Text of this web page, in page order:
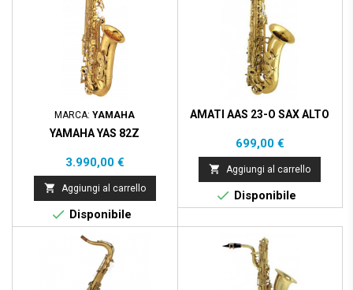
MARCA:YAMAHA
YAMAHA YAS 82Z
Prezzo
3.990,00 €
 Aggiungi al carrello
 Disponibile
AMATI AAS 23-O SAX ALTO
Prezzo
699,00 €
 Aggiungi al carrello
 Disponibile